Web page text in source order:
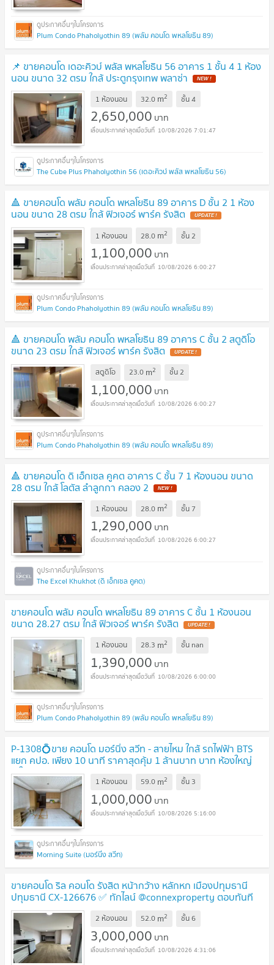
Plum Condo Phaholyothin 89 (พลัม คอนโด พหลโยธิน 89)
📌 ขายคอนโด เดอะคิวบ์ พลัส พหลโยธิน 56 อาคาร 1 ชั้น 4 1 ห้อง
นอน ขนาด 32 ตรม ใกล้ ประตูกรุงเทพ พลาซ่า NEW !
1 ห้องนอน 32.0 m2 ชั้น4
2,650,000 บาท
10/08/2026 7:01:47
The Cube Plus Phaholyothin 56 (เดอะคิวบ์ พลัส พหลโยธิน 56)
🔺 ขายคอนโด พลัม คอนโด พหลโยธิน 89 อาคาร D ชั้น 2 1 ห้อง
นอน ขนาด 28 ตรม ใกล้ ฟิวเจอร์ พาร์ค รังสิต UPDATE !
1 ห้องนอน 28.0 m2 ชั้น2
1,100,000 บาท
10/08/2026 6:00:27
Plum Condo Phaholyothin 89 (พลัม คอนโด พหลโยธิน 89)
🔺 ขายคอนโด พลัม คอนโด พหลโยธิน 89 อาคาร C ชั้น 2 สตูดิโอ
ขนาด 23 ตรม ใกล้ ฟิวเจอร์ พาร์ค รังสิต UPDATE !
สตูดิโอ 23.0 m2 ชั้น2
1,100,000 บาท
10/08/2026 6:00:27
Plum Condo Phaholyothin 89 (พลัม คอนโด พหลโยธิน 89)
🔺 ขายคอนโด ดิ เอ็กเซล คูคต อาคาร C ชั้น 7 1 ห้องนอน ขนาด
28 ตรม ใกล้ โลตัส ลำลูกกา คลอง 2 NEW !
1 ห้องนอน 28.0 m2 ชั้น 7
1,290,000 บาท
10/08/2026 6:00:27
The Excel Khukhot (ดิ เอ็กเซล คูคต)
ขายคอนโด พลัม คอนโด พหลโยธิน 89 อาคาร C ชั้น 1 ห้องนอน
ขนาด 28.27 ตรม ใกล้ ฟิวเจอร์ พาร์ค รังสิต UPDATE !
1 ห้องนอน 28.3 m2 ชั้น nan
1,390,000 บาท
10/08/2026 6:00:00
Plum Condo Phaholyothin 89 (พลัม คอนโด พหลโยธิน 89)
P-1308💍ขาย คอนโด มอร์นิ่ง สวีท - สายไหม ใกล้ รถไฟฟ้า BTS
แยก คปอ. เพียง 10 นาที ราคาสุดคุ้ม 1 ล้านบาท บาท ห้องใหญ่
สะใจ ถึง 59.00 ตรม. *0659174222*
1 ห้องนอน 59.0 m2 ชั้น 3
1,000,000 บาท
10/08/2026 5:16:00
Morning Suite (มอร์นิ่ง สวีท)
ขายคอนโด ริล คอนโด รังสิต หน้ากว้าง หลักหก เมืองปทุมธานี
ปทุมธานี CX-126676 ✅ ทักไลน์ @connexproperty ตอบทันที
ทีมงานมืออาชีพ ✅
2 ห้องนอน 52.0 m2 ชั้น6
3,000,000 บาท
10/08/2026 4:31:06